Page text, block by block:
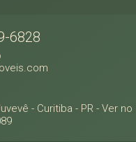
6828
- Curitiba - PR- Ver no